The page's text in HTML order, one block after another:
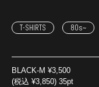
T-SHIRTS 80s~
BLACK-M ¥3,500
(税込 ¥3,850) 35pt